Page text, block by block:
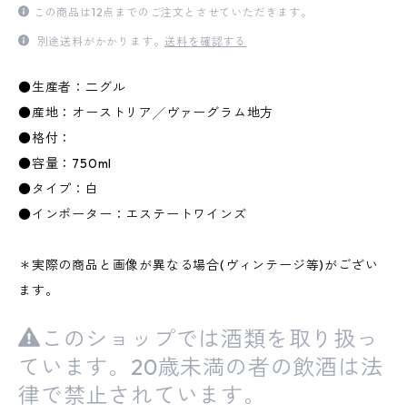
この商品は12点までのご注文とさせていただきます。
別途送料がかかります。送料を確認する
●生産者：二グル
●産地：オーストリア╱ヴァーグラム地方
●格付：
●容量：750ml
●タイプ：白
●インポーター：エステートワインズ
＊実際の商品と画像が異なる場合(ヴィンテージ等)がござい
ます。
このショップでは酒類を取り扱っ
ています。20歳未満の者の飲酒は法
律で禁止されています。